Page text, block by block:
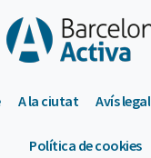
A la ciutat Avís legal
Política de cookies